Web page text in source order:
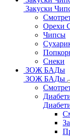
Закуски
Орехи
Чипсы
Снеки
ЗОЖ БАДы
ЗОЖ БАДы